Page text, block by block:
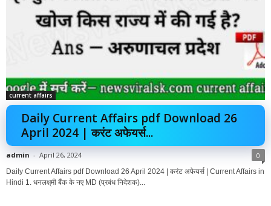
current affairs
Daily Current Affairs pdf Download 26
April 2024 | करंट अफेयर्स...
admin - April 26, 2024 0
Daily Current Affairs pdf Download 26 April 2024 | करंट अफेयर्स | Current Affairs in
Hindi 1. धनलक्ष्‌मी बैंक के नए MD (प्रबंध निदेशक)...